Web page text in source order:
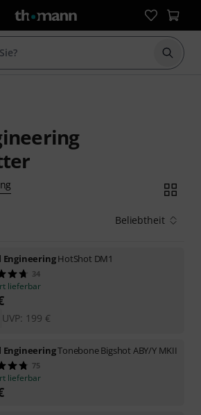
Suche
Beliebtheit
EngineeringHotShot DM1
34
lieferbar
UVP: 199 €
EngineeringTonebone Bigshot ABY/Y MKII
75
lieferbar